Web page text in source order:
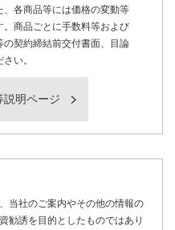
各商品等には価格の変動等
商品ごとに手数料等および
の契約締結前交付書面、目論
い。
説明ページ
当社のご案内やその他の情報の
勧誘を目的としたものではあり